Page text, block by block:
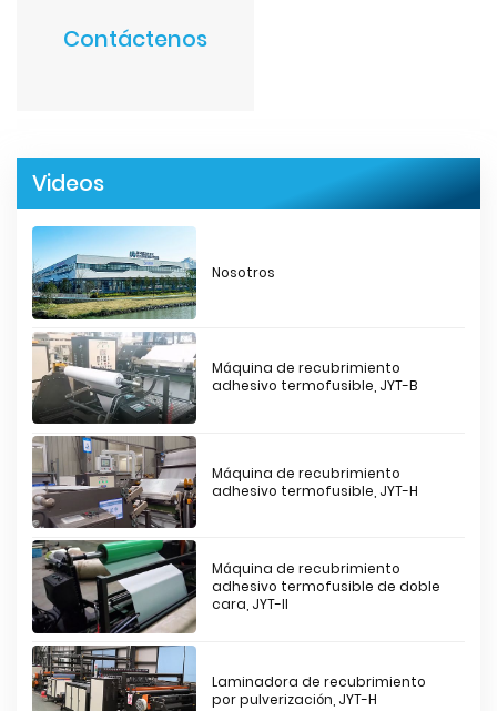
Contáctenos
Videos
Nosotros
Máquina de recubrimiento
adhesivo termofusible, JYT-B
Máquina de recubrimiento
adhesivo termofusible, JYT-H
Máquina de recubrimiento
adhesivo termofusible de doble
cara, JYT-II
Laminadora de recubrimiento
por pulverización, JYT-H